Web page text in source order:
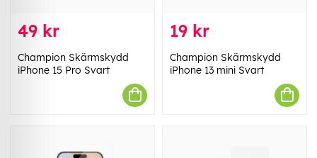
49 kr
Champion Skärmskydd
iPhone 15 Pro Svart
19 kr
Champion Skärmskydd
iPhone 13 mini Svart